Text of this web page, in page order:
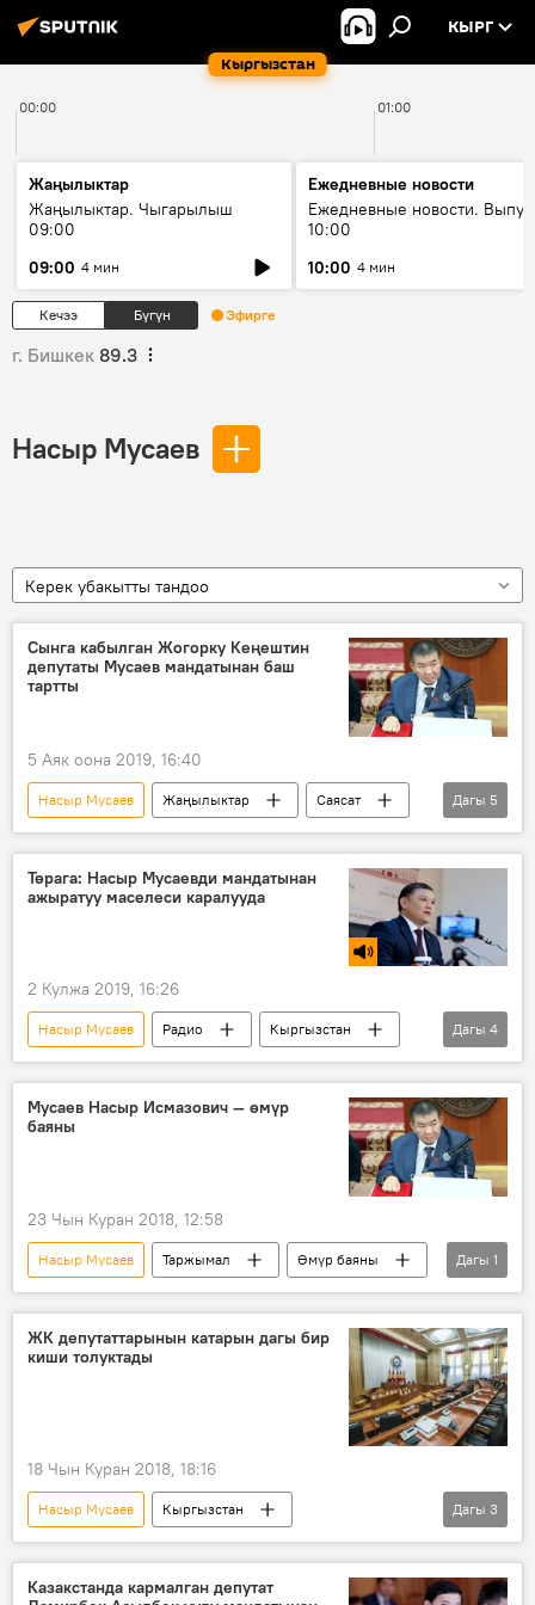
Кыргызстан
КЫРГ
00:00 01:00
Жаңылыктар
Жаңылыктар. Чыгарылыш
09:00
09:00 4 мин
Ежедневные новости
Ежедневные новости.
10:00
10:00 4 мин
Кечээ Бүгүн Эфирге
г. Бишкек 89.3
Насыр Мусаев
Керек убакытты тандоо
Сынга кабылган Жогорку Кеңештин
депутаты Мусаев мандатынан баш
тартты
5 Аяк оона 2019, 16:40
Насыр Мусаев Жаңылыктар
Саясат
Кыргызстан
депутат
арыз
Борбордук шайлоо комиссиясы
Дагы 5
Төрага: Насыр Мусаевди мандатынан
ажыратуу маселеси каралууда
2 Кулжа 2019, 16:26
Насыр Мусаев Радио
Кыргызстан
Саясат
Дастанбек Жумабеков
мандат
мыйзам
Дагы 4
Мусаев Насыр Исмазович — өмүр
баяны
23 Чын Куран 2018, 12:58
Насыр Мусаев Таржымал
Өмүр баяны
биография
Дагы 1
ЖК депутаттарынын катарын дагы бир
киши толуктады
18 Чын Куран 2018, 18:16
Насыр Мусаев
Кыргызстан
Жаңылыктар
Саясат
Жогорку Кеңеш
ант берүү
Дагы 3
Казакстанда кармалган депутат